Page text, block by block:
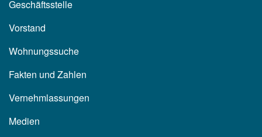
Geschäftsstelle
Vorstand
Wohnungssuche
Fakten und Zahlen
Vernehmlassungen
Medien